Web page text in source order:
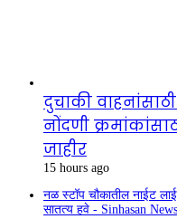
दुचाकी
नोंदणी
जाहीर
15 hours ago
नळ स्टॉप चौकातील नाईट
सातत्य हवे - Sinhasan News